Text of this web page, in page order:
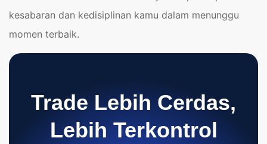
kesabaran dan kedisiplinan kamu dalam menunggu
momen terbaik.
Trade Lebih Cerdas,
Lebih Terkontrol